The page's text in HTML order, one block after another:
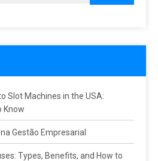
Slot Machines in the USA:
Know
Gestão Empresarial
Types, Benefits, and How to